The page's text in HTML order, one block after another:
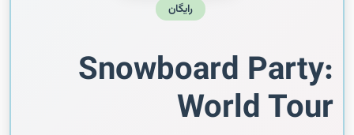
رایگان
Snowboard Party:
World Tour